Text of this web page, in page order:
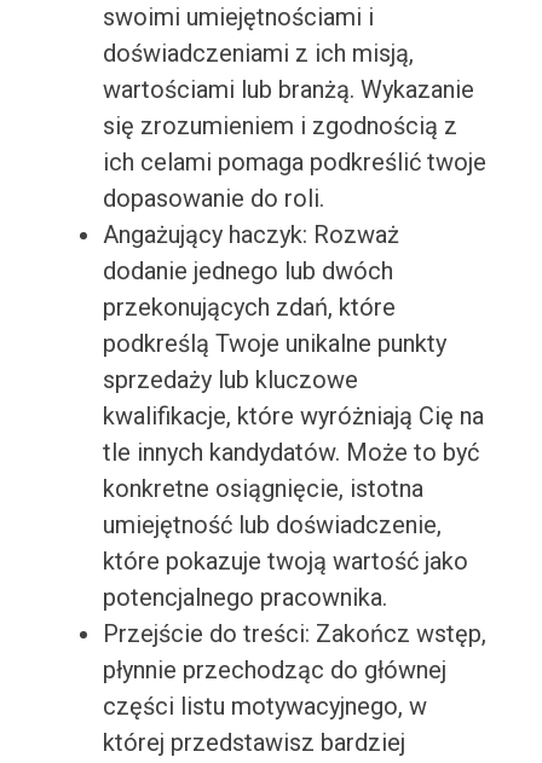
swoimi umiejętnościami i
doświadczeniami z ich misją,
wartościami lub branżą. Wykazanie
się zrozumieniem i zgodnością z
ich celami pomaga podkreślić twoje
dopasowanie do roli.
Angażujący haczyk: Rozważ
dodanie jednego lub dwóch
przekonujących zdań, które
podkreślą Twoje unikalne punkty
sprzedaży lub kluczowe
kwalifikacje, które wyróżniają Cię na
tle innych kandydatów. Może to być
konkretne osiągnięcie, istotna
umiejętność lub doświadczenie,
które pokazuje twoją wartość jako
potencjalnego pracownika.
Przejście do treści: Zakończ wstęp,
płynnie przechodząc do głównej
części listu motywacyjnego, w
której przedstawisz bardziej